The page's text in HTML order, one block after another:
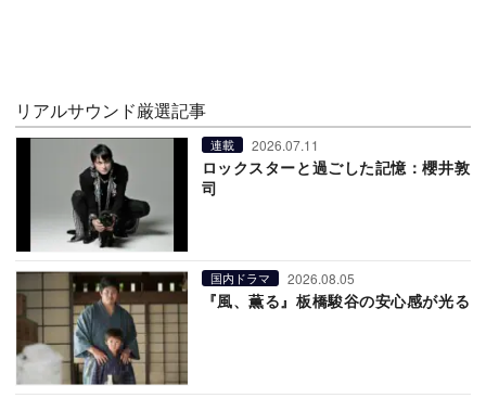
リアルサウンド厳選記事
連載 2026.07.11
ロックスターと過ごした記憶：櫻井敦
司
国内ドラマ 2026.08.05
『風、薫る』板橋駿谷の安心感が光る